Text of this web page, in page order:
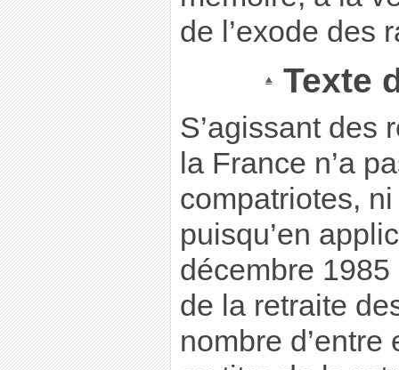
de l’exode des
Texte
S’agissant des
la France n’a
compatriotes,
puisqu’en
décembre
de la retraite
nombre